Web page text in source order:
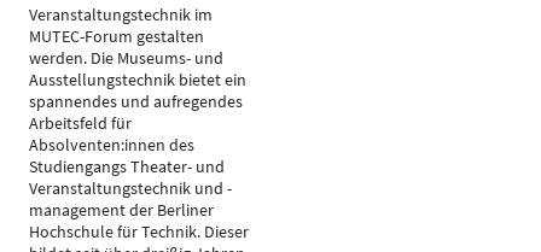
Veranstaltungstechnik im
MUTEC-Forum gestalten
werden. Die Museums- und
Ausstellungstechnik bietet ein
spannendes und aufregendes
Arbeitsfeld für
Absolventen:innen des
Studiengangs Theater- und
Veranstaltungstechnik und -
management der Berliner
Hochschule für Technik. Dieser